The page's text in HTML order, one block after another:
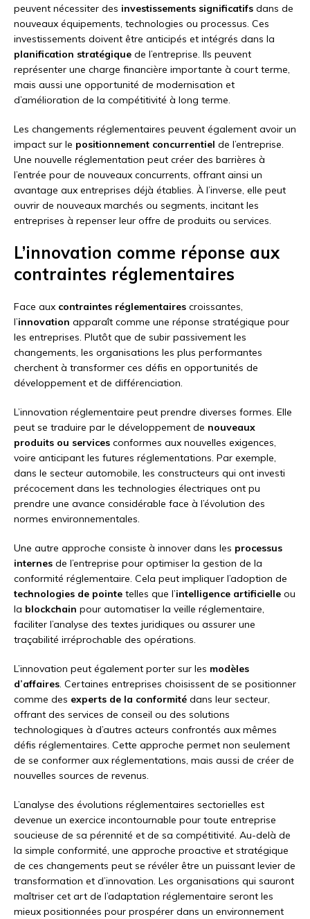
peuvent nécessiter des investissements significatifs dans de
nouveaux équipements, technologies ou processus. Ces
investissements doivent être anticipés et intégrés dans la
planification stratégique de l’entreprise. Ils peuvent
représenter une charge financière importante à court terme,
mais aussi une opportunité de modernisation et
d’amélioration de la compétitivité à long terme.
Les changements réglementaires peuvent également avoir un
impact sur le positionnement concurrentiel de l’entreprise.
Une nouvelle réglementation peut créer des barrières à
l’entrée pour de nouveaux concurrents, offrant ainsi un
avantage aux entreprises déjà établies. À l’inverse, elle peut
ouvrir de nouveaux marchés ou segments, incitant les
entreprises à repenser leur offre de produits ou services.
L’innovation comme réponse aux
contraintes réglementaires
Face aux contraintes réglementaires croissantes,
l’innovation apparaît comme une réponse stratégique pour
les entreprises. Plutôt que de subir passivement les
changements, les organisations les plus performantes
cherchent à transformer ces défis en opportunités de
développement et de différenciation.
L’innovation réglementaire peut prendre diverses formes. Elle
peut se traduire par le développement de nouveaux
produits ou services conformes aux nouvelles exigences,
voire anticipant les futures réglementations. Par exemple,
dans le secteur automobile, les constructeurs qui ont investi
précocement dans les technologies électriques ont pu
prendre une avance considérable face à l’évolution des
normes environnementales.
Une autre approche consiste à innover dans les processus
internes de l’entreprise pour optimiser la gestion de la
conformité réglementaire. Cela peut impliquer l’adoption de
technologies de pointe telles que l’intelligence artificielle ou
la blockchain pour automatiser la veille réglementaire,
faciliter l’analyse des textes juridiques ou assurer une
traçabilité irréprochable des opérations.
L’innovation peut également porter sur les modèles
d’affaires. Certaines entreprises choisissent de se positionner
comme des experts de la conformité dans leur secteur,
offrant des services de conseil ou des solutions
technologiques à d’autres acteurs confrontés aux mêmes
défis réglementaires. Cette approche permet non seulement
de se conformer aux réglementations, mais aussi de créer de
nouvelles sources de revenus.
L’analyse des évolutions réglementaires sectorielles est
devenue un exercice incontournable pour toute entreprise
soucieuse de sa pérennité et de sa compétitivité. Au-delà de
la simple conformité, une approche proactive et stratégique
de ces changements peut se révéler être un puissant levier de
transformation et d’innovation. Les organisations qui sauront
maîtriser cet art de l’adaptation réglementaire seront les
mieux positionnées pour prospérer dans un environnement